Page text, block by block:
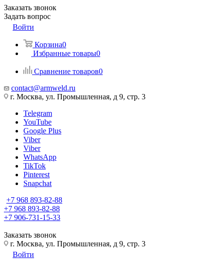
Заказать звонок
Задать вопрос
Войти
Корзина0
Избранные товары0
Сравнение товаров0
contact@armweld.ru
г. Москва, ул. Промышленная, д 9, стр. 3
Telegram
YouTube
Google Plus
Viber
Viber
WhatsApp
TikTok
Pinterest
Snapchat
+7 968 893-82-88
+7 968 893-82-88
+7 906-731-15-33
Заказать звонок
г. Москва, ул. Промышленная, д 9, стр. 3
Войти